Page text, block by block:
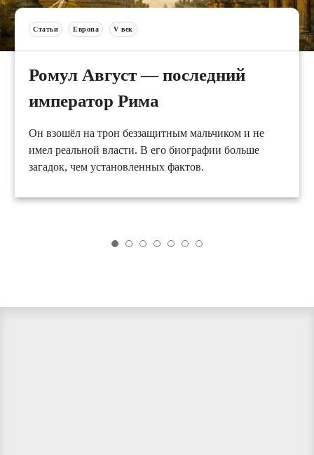
Статьи Европа V век
Ромул Август — последний
император Рима
Он взошёл на трон беззащитным мальчиком и не
имел реальной власти. В его биографии больше
загадок, чем установленных фактов.